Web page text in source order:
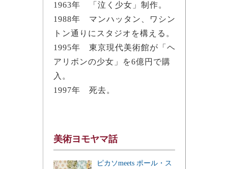
1963年 「泣く少女」制作。
1988年 マンハッタン、ワシン
トン通りにスタジオを構える。
1995年 東京現代美術館が「ヘ
アリボンの少女」を6億円で購
入。
1997年 死去。
美術ヨモヤマ話
ピカソmeets ポール・ス